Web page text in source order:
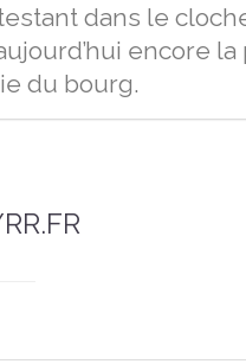
dans le
encore
du bourg.